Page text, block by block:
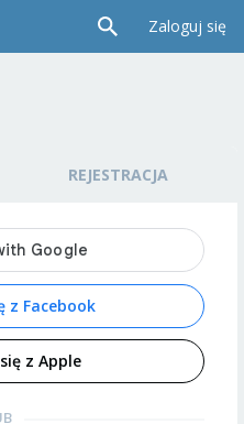
Zaloguj się
REJESTRACJA
z Facebook
z Apple